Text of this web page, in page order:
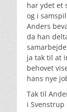
har ydet et
og i
Anders
da han
ja tak til at
behovet
hans nye
Tak til
i Svenstrup